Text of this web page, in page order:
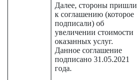
Далее, стороны пришли
к соглашению (которое
подписали) об
увеличении стоимости
оказанных услуг.
Данное соглашение
подписано 31.05.2021
года.